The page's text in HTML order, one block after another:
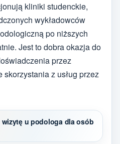
kliniki studenckie,
wykładowców
po niższych
Jest to dobra okazja do
przez
z usług przez
u podologa dla osób